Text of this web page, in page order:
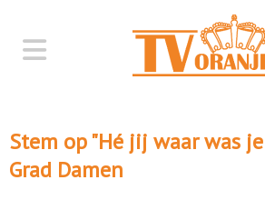
Stem op "Hé jij waar was
Grad Damen